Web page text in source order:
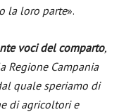
la loro parte».
voci del comparto,
Regione Campania
quale speriamo di
di agricoltori e